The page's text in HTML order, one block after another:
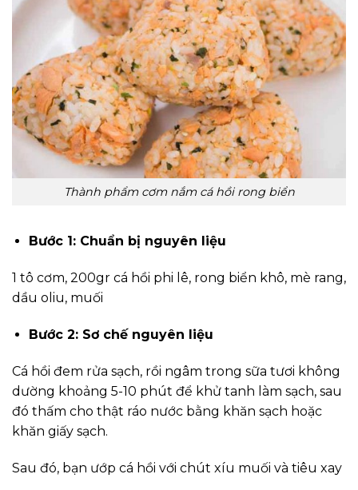
Thành phẩm cơm nắm cá hồi rong biển
Bước 1: Chuẩn bị nguyên liệu
1 tô cơm, 200gr cá hồi phi lê, rong biển khô, mè rang,
dầu oliu, muối
Bước 2: Sơ chế nguyên liệu
Cá hồi đem rửa sạch, rồi ngâm trong sữa tươi không
dường khoảng 5-10 phút để khử tanh làm sạch, sau
đó thấm cho thật ráo nước bằng khăn sạch hoặc
khăn giấy sạch.
Sau đó, bạn ướp cá hồi với chút xíu muối và tiêu xay